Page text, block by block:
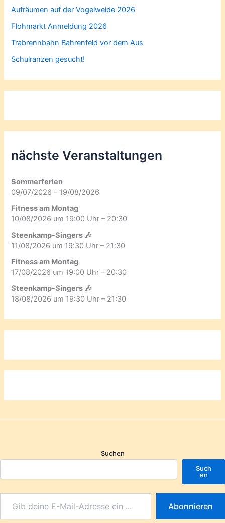
Aufräumen auf der Vogelweide 2026
Flohmarkt Anmeldung 2026
Trabrennbahn Bahrenfeld vor dem Aus
Schulranzen gesucht!
nächste Veranstaltungen
Sommerferien
09/07/2026 – 19/08/2026
Fitness am Montag
10/08/2026 um 19:00 Uhr – 20:30
Steenkamp-Singers 🎶
11/08/2026 um 19:30 Uhr – 21:30
Fitness am Montag
17/08/2026 um 19:00 Uhr – 20:30
Steenkamp-Singers 🎶
18/08/2026 um 19:30 Uhr – 21:30
Suchen
Such
en
Abonnieren